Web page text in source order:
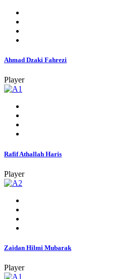
Ahmad Dzaki Fahrezi
Player
Rafif Athallah Haris
Player
Zaidan Hilmi Mubarak
Player